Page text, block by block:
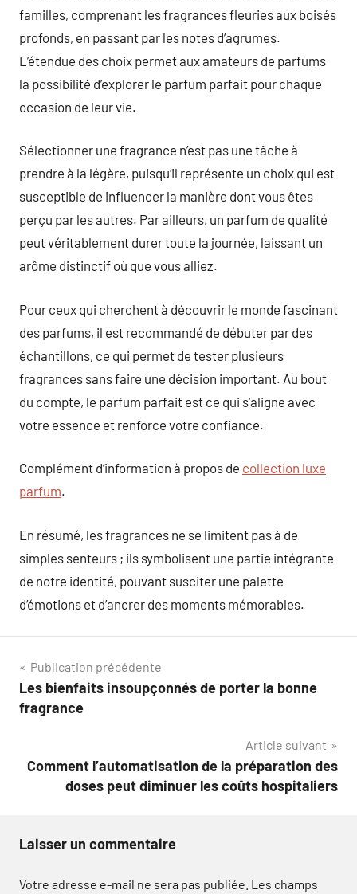
familles, comprenant les fragrances fleuries aux boisés
profonds, en passant par les notes d’agrumes.
L’étendue des choix permet aux amateurs de parfums
la possibilité d’explorer le parfum parfait pour chaque
occasion de leur vie.
Sélectionner une fragrance n’est pas une tâche à
prendre à la légère, puisqu’il représente un choix qui est
susceptible de influencer la manière dont vous êtes
perçu par les autres. Par ailleurs, un parfum de qualité
peut véritablement durer toute la journée, laissant un
arôme distinctif où que vous alliez.
Pour ceux qui cherchent à découvrir le monde fascinant
des parfums, il est recommandé de débuter par des
échantillons, ce qui permet de tester plusieurs
fragrances sans faire une décision important. Au bout
du compte, le parfum parfait est ce qui s’aligne avec
votre essence et renforce votre confiance.
Complément d’information à propos de collection luxe
parfum.
En résumé, les fragrances ne se limitent pas à de
simples senteurs ; ils symbolisent une partie intégrante
de notre identité, pouvant susciter une palette
d’émotions et d’ancrer des moments mémorables.
Navigation
de
Publication précédente
Les bienfaits insoupçonnés de porter la bonne
fragrance
Article suivant
Comment l’automatisation de la préparation des
doses peut diminuer les coûts hospitaliers
Laisser un commentaire
Votre adresse e-mail ne sera pas publiée. Les champs